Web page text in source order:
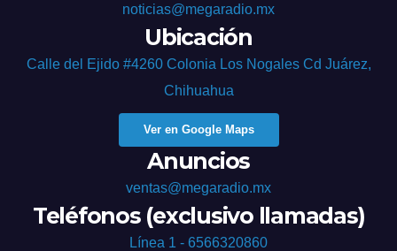
noticias@megaradio.mx
Ubicación
Calle del Ejido #4260 Colonia Los Nogales Cd Juárez,
Chihuahua
Ver en Google Maps
Anuncios
ventas@megaradio.mx
Teléfonos (exclusivo llamadas)
Línea 1 - 6566320860